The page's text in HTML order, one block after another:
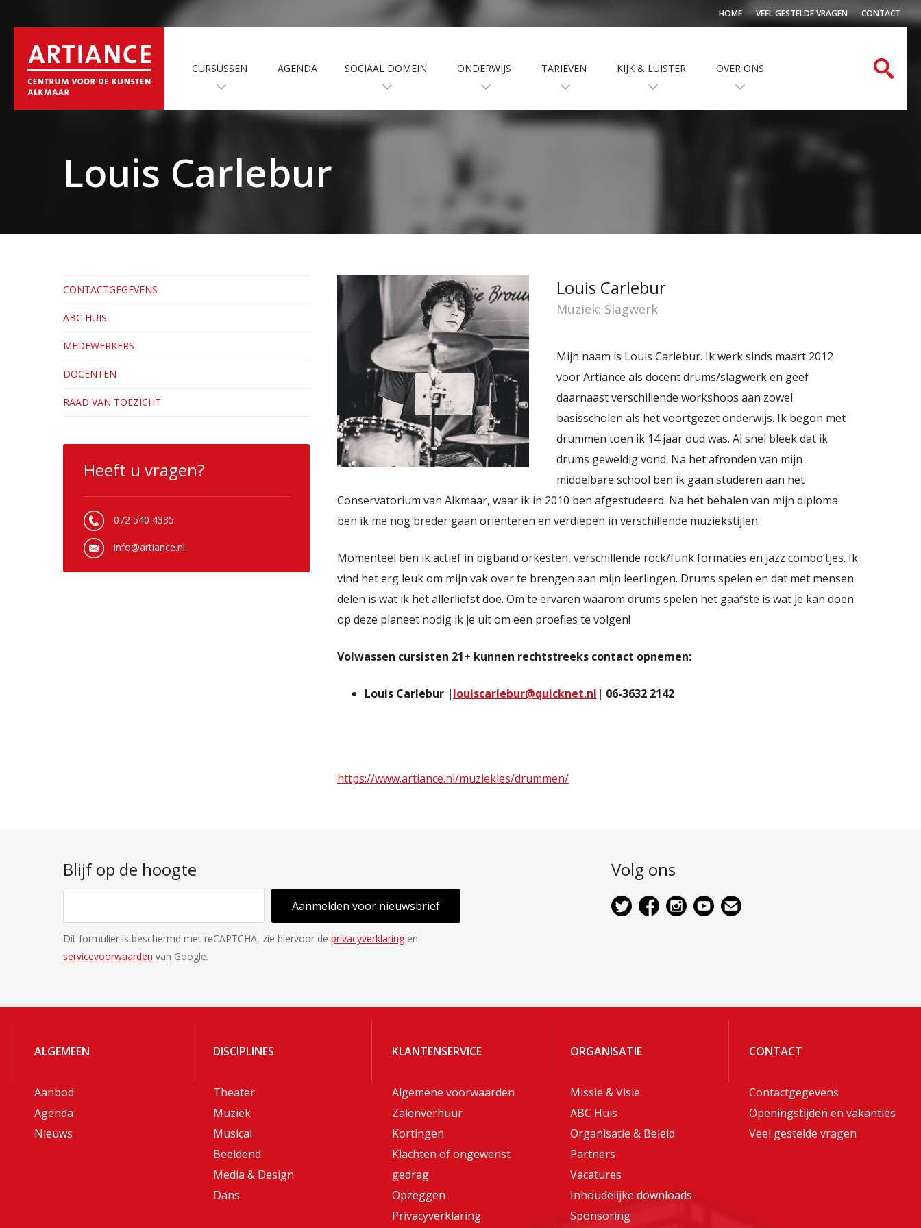
HOME VEEL GESTELDE VRAGEN CONTACT
CURSUSSEN AGENDA SOCIAAL DOMEIN ONDERWIJS TARIEVEN KIJK & LUISTER OVER ONS
Louis Carlebur
Louis Carlebur
Muziek: Slagwerk
Mijn naam is Louis Carlebur. Ik werk sinds maart 2012
voor Artiance als docent drums/slagwerk en geef
daarnaast verschillende workshops aan zowel
basisscholen als het voortgezet onderwijs. Ik begon met
drummen toen ik 14 jaar oud was. Al snel bleek dat ik
drums geweldig vond. Na het afronden van mijn
middelbare school ben ik gaan studeren aan het
Conservatorium van Alkmaar, waar ik in 2010 ben afgestudeerd. Na het behalen van mijn diploma
ben ik me nog breder gaan oriënteren en verdiepen in verschillende muziekstijlen.
Momenteel ben ik actief in bigband orkesten, verschillende rock/funk formaties en jazz combo’tjes. Ik
vind het erg leuk om mijn vak over te brengen aan mijn leerlingen. Drums spelen en dat met mensen
delen is wat ik het allerliefst doe. Om te ervaren waarom drums spelen het gaafste is wat je kan doen
op deze planeet nodig ik je uit om een proefles te volgen!
Volwassen cursisten 21+ kunnen rechtstreeks contact opnemen:
Louis Carlebur |louiscarlebur@quicknet.nl | 06-3632 2142
https://www.artiance.nl/muziekles/drummen/
CONTACTGEGEVENS
ABC HUIS
MEDEWERKERS
DOCENTEN
RAAD VAN TOEZICHT
Heeft u vragen?
072 540 4335
info@artiance.nl
Blijf op de hoogte
Aanmelden voor nieuwsbrief
Dit formulier is beschermd met reCAPTCHA, zie hiervoor de privacyverklaring en
servicevoorwaarden van Google.
Volg ons
ALGEMEEN
Aanbod
Agenda
Nieuws
DISCIPLINES
Theater
Muziek
Musical
Beeldend
Media & Design
Dans
KLANTENSERVICE
Algemene voorwaarden
Zalenverhuur
Kortingen
Klachten of ongewenst
gedrag
Opzeggen
Privacyverklaring
ORGANISATIE
Missie & Visie
ABC Huis
Organisatie & Beleid
Partners
Vacatures
Inhoudelijke downloads
Sponsoring
CONTACT
Contactgegevens
Openingstijden en vakanties
Veel gestelde vragen